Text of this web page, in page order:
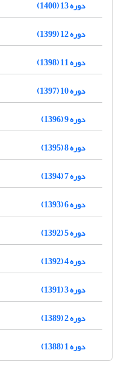
دوره 13 (1400)
دوره 12 (1399)
دوره 11 (1398)
دوره 10 (1397)
دوره 9 (1396)
دوره 8 (1395)
دوره 7 (1394)
دوره 6 (1393)
دوره 5 (1392)
دوره 4 (1392)
دوره 3 (1391)
دوره 2 (1389)
دوره 1 (1388)